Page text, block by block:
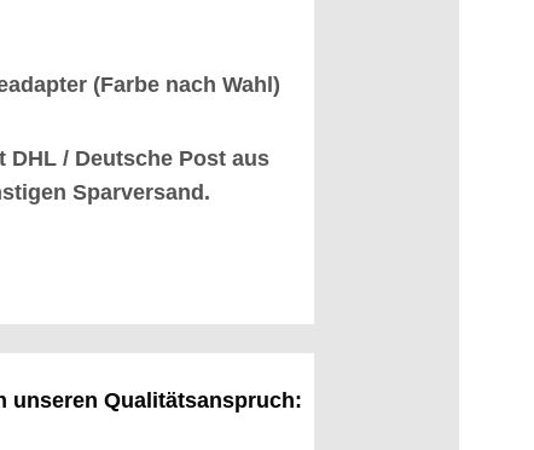
(Farbe nach Wahl)
DHL / Deutsche Post aus
Sparversand.
unseren Qualitätsanspruch: